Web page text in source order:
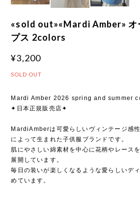
«sold out»«Mardi Amber» オ
プス 2colors
¥3,200
SOLD OUT
Mardi Amber 2026 spring and summer
✦日本正規販売店✦
MardiAmberは可愛らしいヴィンテージ感
によって生まれた子供服ブランドです。
肌にやさしい綿素材を中心に花柄やレース
展開しています。
毎日の装いが楽しくなるような愛らしいデ
めています。